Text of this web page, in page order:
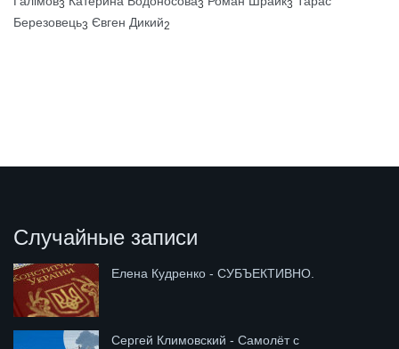
3 3 3
Березовець3 Євген Дикий2
Случайные записи
Елена Кудренко - СУБЪЕКТИВНО.
Сергей Климовский - Самолёт с